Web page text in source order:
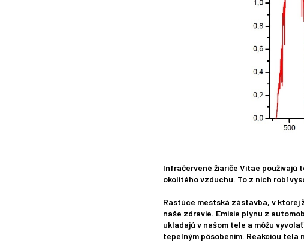
Infračervené žiariče Vitae používajú
okolitého vzduchu. To z nich robí
Rastúce mestská zástavba, v ktorej
naše zdravie. Emisie plynu z
ukladajú v našom tele a môžu
tepelným pôsobením. Reakciou tela